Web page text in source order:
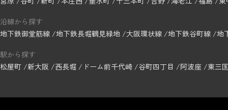
沿線から探す
地下鉄御堂筋線 地下鉄長堀鶴見緑地 大阪環状線 地下鉄谷町線 地
駅から探す
松屋町 新大阪 西長堀 ドーム前千代崎 谷町四丁目 阿波座 東三